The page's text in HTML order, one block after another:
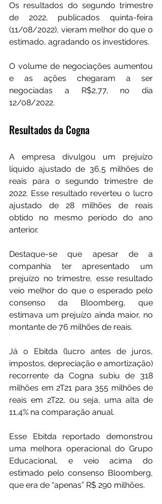
Os resultados do segundo trimestre
de 2022, publicados quinta-feira
(11/08/2022), vieram melhor do que o
estimado, agradando os investidores.
O volume de negociações aumentou
e as ações chegaram a ser
negociadas a R$2,77, no dia
12/08/2022.
Resultados da Cogna
A empresa divulgou um prejuízo
líquido ajustado de 36,5 milhões de
reais para o segundo trimestre de
2022. Esse resultado reverteu o lucro
ajustado de 28 milhões de reais
obtido no mesmo período do ano
anterior.
Destaque-se que apesar de a
companhia ter apresentado um
prejuízo no trimestre, esse resultado
veio melhor do que o esperado pelo
consenso da Bloomberg, que
estimava um prejuízo ainda maior, no
montante de 76 milhões de reais.
Já o Ebitda (lucro antes de juros,
impostos, depreciação e amortização)
recorrente da Cogna subiu de 318
milhões em 2T21 para 355 milhões de
reais em 2T22, ou seja, uma alta de
11,4% na comparação anual.
Esse Ebitda reportado demonstrou
uma melhora operacional do Grupo
Educacional, e veio acima do
estimado pelo consenso Bloomberg,
que era de “apenas” R$ 290 milhões.